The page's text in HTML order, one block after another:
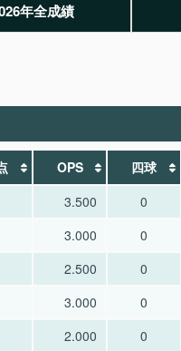
年全成績
OPS 四球
3.500 0
3.000 0
2.500 0
3.000 0
2.000 0